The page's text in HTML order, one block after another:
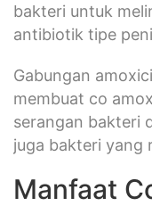
bakteri untuk
antibiotik tipe
Gabungan
membuat co
serangan bakteri
juga bakteri yang
Manfaat